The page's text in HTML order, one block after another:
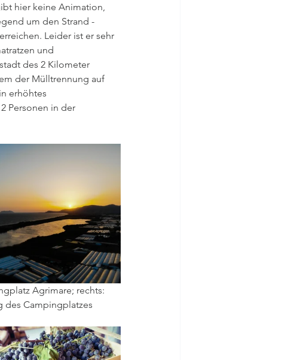
hier keine Animation,
um den Strand -
Leider ist er sehr
und
des 2 Kilometer
der Mülltrennung auf
erhöhtes
Personen in der
Agrimare; rechts:
des Campingplatzes